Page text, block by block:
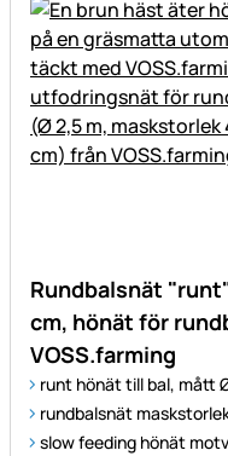
Rundbalsnät
cm, hönät för
VOSS.farming
runt hönät till bal, mått
rundbalsnät
slow feeding hönät